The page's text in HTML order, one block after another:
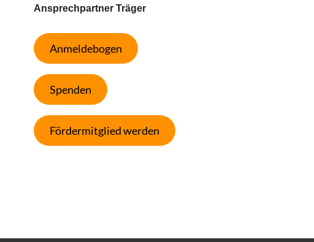
Ansprechpartner Träger
Anmeldebogen
Spenden
Fördermitglied werden